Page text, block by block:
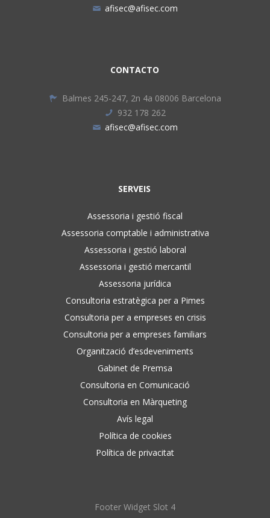
afisec@afisec.com
CONTACTO
Balmes 245-247, 2n 4a 08006 Barcelona
932 178 262
afisec@afisec.com
SERVEIS
Assessoria i gestió fiscal
Assessoria comptable i administrativa
Assessoria i gestió laboral
Assessoria i gestió mercantil
Assessoria jurídica
Consultoria estratègica per a Pimes
Consultoria per a empreses en crisis
Consultoria per a empreses familiars
Organització d’esdeveniments
Gabinet de Premsa
Consultoria en Comunicació
Consultoria en Màrqueting
Avís legal
Política de cookies
Política de privacitat
Footer Widget Slot 4